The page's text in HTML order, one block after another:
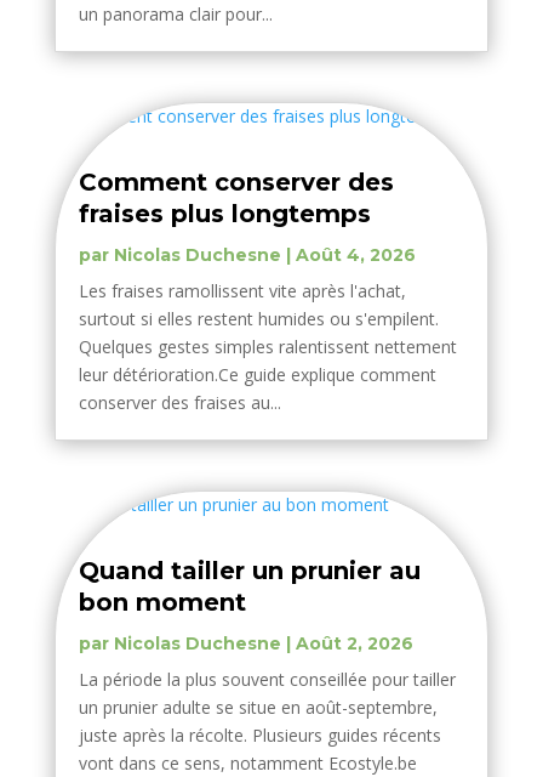
un panorama clair pour...
Comment conserver des
fraises plus longtemps
par Nicolas Duchesne | Août 4, 2026
Les fraises ramollissent vite après l'achat,
surtout si elles restent humides ou s'empilent.
Quelques gestes simples ralentissent nettement
leur détérioration.Ce guide explique comment
conserver des fraises au...
Quand tailler un prunier au
bon moment
par Nicolas Duchesne Août 2, 2026
La période la plus souvent conseillée pour tailler
un prunier adulte se situe en août-septembre,
juste après la récolte. Plusieurs guides récents
vont dans ce sens, notamment Ecostyle.be